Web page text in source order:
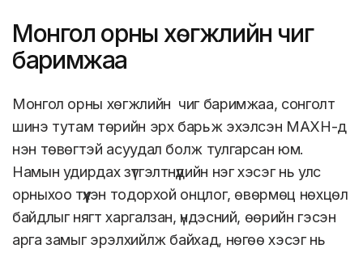
Монгол орны хөгжлийн чиг
баримжаа
Монгол орны хөгжлийн чиг баримжаа, сонголт
шинэ тутам төрийн эрх барьж эхэлсэн МАХН-д
нэн төвөгтэй асуудал болж тулгарсан юм.
Намын удирдах зүтгэлтнүүдийн нэг хэсэг нь улс
орныхоо түүхэн тодорхой онцлог, өвөрмөц нөхцөл
байдлыг нягт харгалзан, үндэсний, өөрийн гэсэн
арга замыг эрэлхийлж байхад, нөгөө хэсэг нь